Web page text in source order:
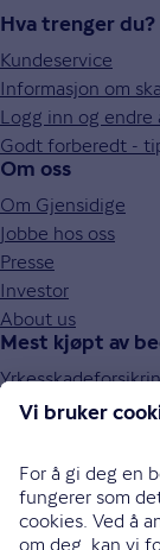
Hva trenger du?
Kundeservice
Informasjon om
Logg inn og endre
Godt forberedt -
Om oss
Om Gjensidige
Jobbe hos oss
Presse
Investor
About us
Mest kjøpt av
Obligatorisk
Bilforsikring for
Ansvarsforsikring
Reiseforsikring